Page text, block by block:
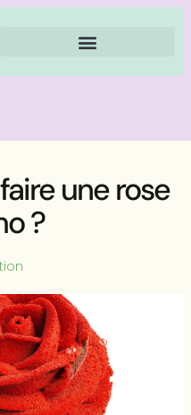
une rose
?